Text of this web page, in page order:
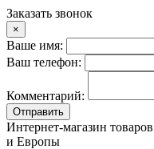
Заказать звонок
×
Ваше имя:
Ваш телефон:
Комментарий:
Отправить
Интернет-магазин
и Европы